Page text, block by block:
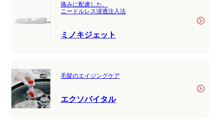
痛みに配慮した、
ニードルレス浸透注入法
ミノキジェット
毛髪のエイジングケア
エクソバイタル